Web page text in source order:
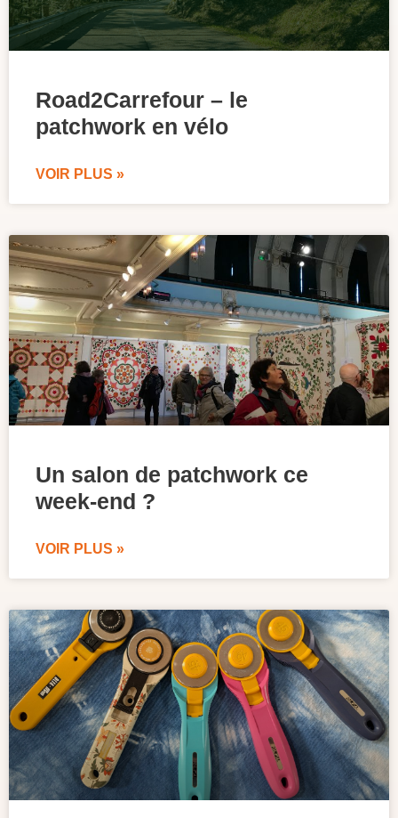
Road2Carrefour – le
patchwork en vélo
VOIR PLUS »
Un salon de patchwork ce
week-end ?
VOIR PLUS »